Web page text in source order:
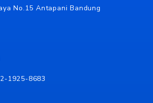
No.15 Antapani Bandung
1925-8683